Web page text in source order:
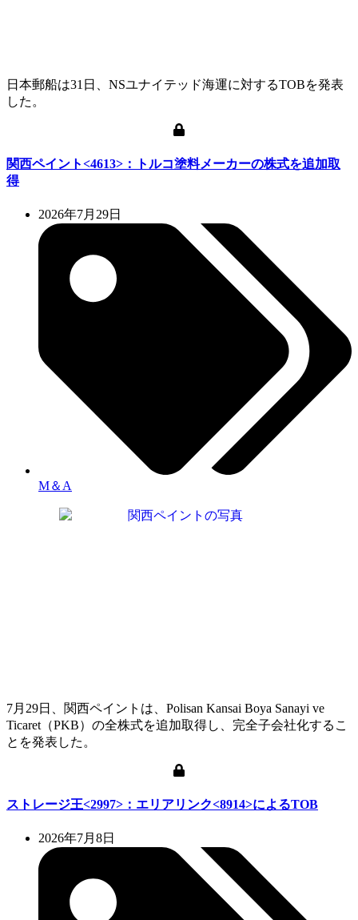
日本郵船は31日、NSユナイテッド海運に対するTOBを発表
した。
関西ペイント<4613>：トルコ塗料メーカーの株式を追加取
得
2026年7月29日
M＆A
7月29日、関西ペイントは、Polisan Kansai Boya Sanayi ve
Ticaret（PKB）の全株式を追加取得し、完全子会社化するこ
とを発表した。
ストレージ王<2997>：エリアリンク<8914>によるTOB
2026年7月8日